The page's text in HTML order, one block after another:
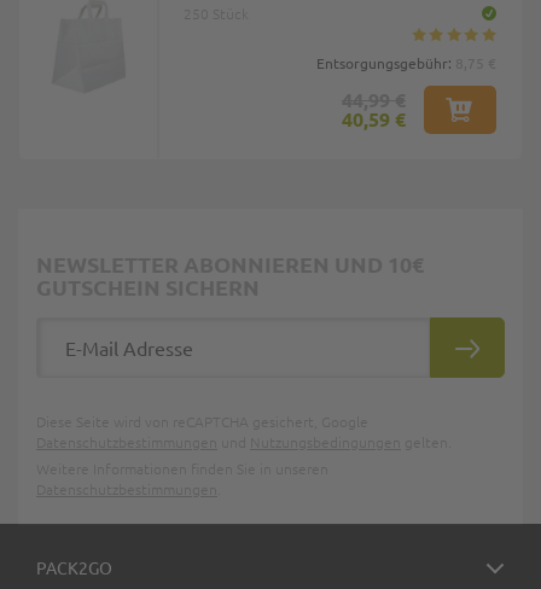
Entsorgungsgebühr:
40,59 €
PACK2GO